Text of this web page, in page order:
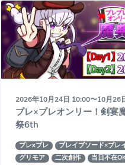
2026年10月24日 10:00〜10月26
ブレ×ブレオンリー！剣宴
祭6th
ブレxブレ
ブレイブソード×ブレ
グリモア
二次創作 当日不在